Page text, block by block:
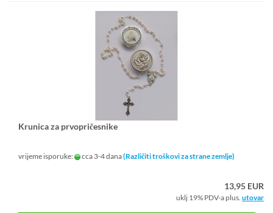
Kru­ni­ca za pr­vo­pri­čes­ni­ke
vrijeme isporuke: cca 3-4 dana(Različiti troškovi za strane zemlje)
13,95 EUR
uklj 19% PDV-a plus. utovar